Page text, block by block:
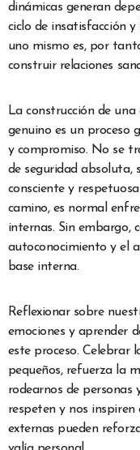
dinámicas generan
ciclo de insatisfacción
uno mismo es, por
construir relaciones
La construcción de
genuino es un proceso
y compromiso. No se
de seguridad absoluta,
consciente y
camino, es normal
internas. Sin embargo,
autoconocimiento y el
base interna.
Reflexionar sobre
emociones y aprender
este proceso. Celebrar
pequeños, refuerza la
rodearnos de personas
respeten y nos
externas pueden